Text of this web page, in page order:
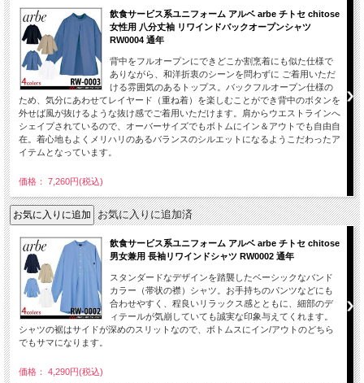
飲食サービス系ユニフォーム アルベ arbe チトセ chitose
女性用 八分丈袖 リワインドバックオープンシャツ
RW0004 通年
背中をフルオープンにできどこか割烹着にも似た仕様で
ありながら、和洋折衷のシーンを問わずに ご着用いただ
ける雰囲気のあるトップス。バックフルオープン仕様の
ため、気分にあわせてレイヤード（重ね着）を楽しむことができ背中のボタンを
外せば風が抜けるような抜け感でご着用いただけます。肩からウエストラインへ
シェイプされているので、オーバーサイズでもボトムにイン＆アウトでも自由自
在。着心地もよくメリハリのあるバランスのシルエットになるようこだわったア
イテムとなっています。
価格： 7,260円(税込)
お気に入りに追加済
飲食サービス系ユニフォーム アルベ arbe チトセ chitose
男女兼用 長袖リワインドシャツ RW0002 通年
スタンダードなデザインを踏襲したベーシックなバンド
カラー（帯状の襟）シャツ。お手持ちのパンツなどにも
合わせやすく、程良いリラックス感とともに、細部のデ
ィテールが気崩していても誠実な印象与えてくれます。
シャツの裾はサイドが深めのスリットなので、ボトムスにイン/アウトのどちら
でもサマになります。
価格： 4,290円(税込)